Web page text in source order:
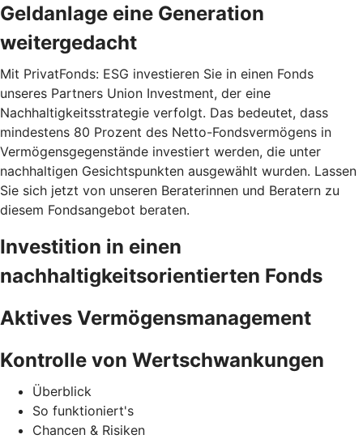
Geldanlage eine Generation
weitergedacht
Mit PrivatFonds: ESG investieren Sie in einen Fonds
unseres Partners Union Investment, der eine
Nachhaltigkeitsstrategie verfolgt. Das bedeutet, dass
mindestens 80 Prozent des Netto-Fondsvermögens in
Vermögensgegenstände investiert werden, die unter
nachhaltigen Gesichtspunkten ausgewählt wurden. Lassen
Sie sich jetzt von unseren Beraterinnen und Beratern zu
diesem Fondsangebot beraten.
Investition in einen
nachhaltigkeitsorientierten Fonds
Aktives Vermögensmanagement
Kontrolle von Wertschwankungen
Überblick
So funktioniert's
Chancen & Risiken